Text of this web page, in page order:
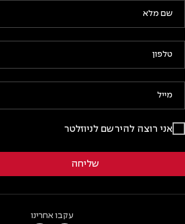
אני רוצה להירשם לניוזלטר
עקבו אחרינו